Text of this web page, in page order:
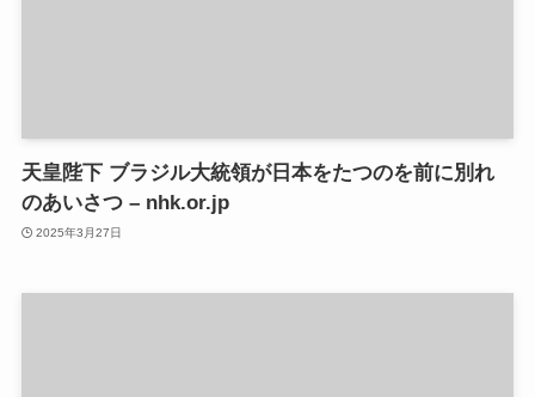
天皇陛下 ブラジル大統領が日本をたつのを前に別れ
のあいさつ – nhk.or.jp
2025年3月27日